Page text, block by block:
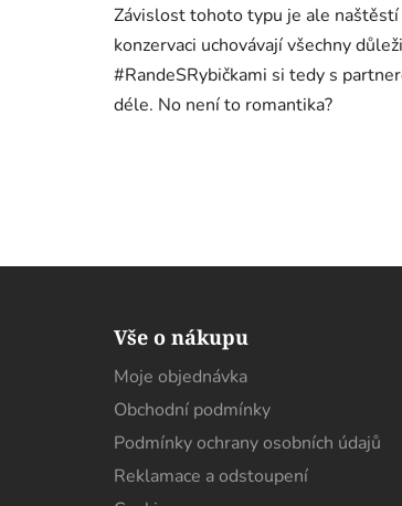
Závislost tohoto typu je ale naštěstí
konzervaci uchovávají všechny
#RandeSRybičkami si tedy s
déle. No není to romantika?
Vše o nákupu
Moje objednávka
Obchodní podmínky
Podmínky ochrany osobních údajů
Reklamace a odstoupení